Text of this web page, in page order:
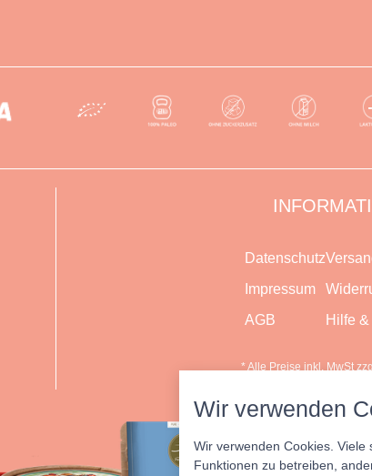
Datenschutz
Impressum
AGB
Hilfe
* Alle Preise inkl. MwSt
Wir verwenden
Wir verwenden Cookies.
Funktionen zu betreiben,